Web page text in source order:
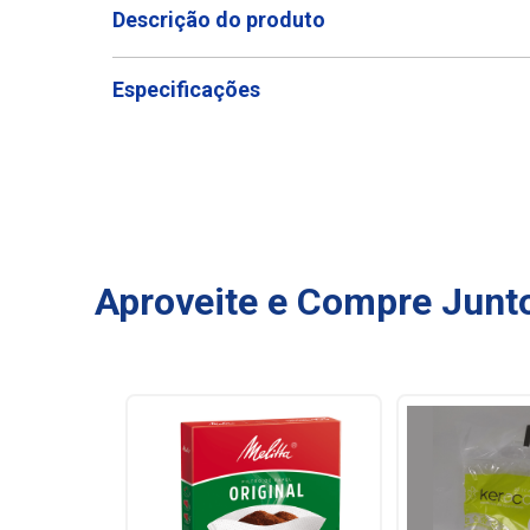
Descrição do produto
Especificações
Aproveite e Compre